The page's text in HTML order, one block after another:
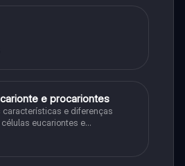
e procariontes
características e diferenças
eucariontes e